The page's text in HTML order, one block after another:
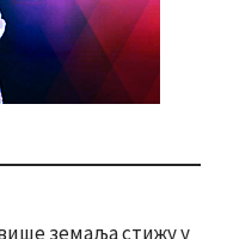
земаља стижу у